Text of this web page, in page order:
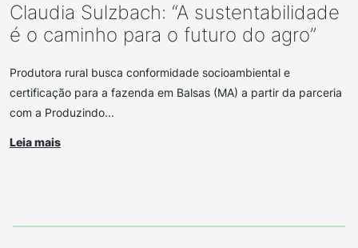
Claudia Sulzbach: “A sustentabilidade
é o caminho para o futuro do agro”
Produtora rural busca conformidade socioambiental e
certificação para a fazenda em Balsas (MA) a partir da parceria
com a Produzindo...
Leia mais